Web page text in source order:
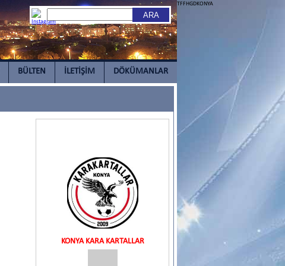
BÜLTEN İLETİŞİM DÖKÜMANLAR
KONYA KARA KARTALLAR
TFFHGDKONYA